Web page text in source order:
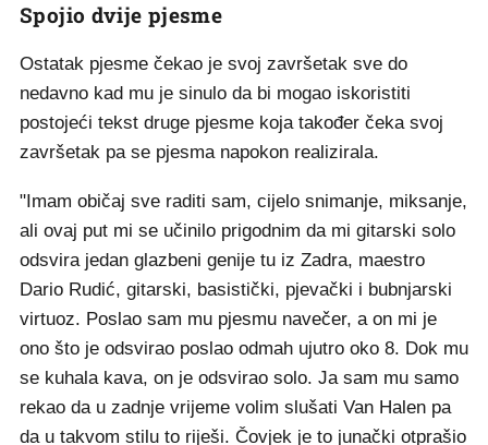
Spojio dvije pjesme
Ostatak pjesme čekao je svoj završetak sve do
nedavno kad mu je sinulo da bi mogao iskoristiti
postojeći tekst druge pjesme koja također čeka svoj
završetak pa se pjesma napokon realizirala.
"Imam običaj sve raditi sam, cijelo snimanje, miksanje,
ali ovaj put mi se učinilo prigodnim da mi gitarski solo
odsvira jedan glazbeni genije tu iz Zadra, maestro
Dario Rudić, gitarski, basistički, pjevački i bubnjarski
virtuoz. Poslao sam mu pjesmu navečer, a on mi je
ono što je odsvirao poslao odmah ujutro oko 8. Dok mu
se kuhala kava, on je odsvirao solo. Ja sam mu samo
rekao da u zadnje vrijeme volim slušati Van Halen pa
da u takvom stilu to riješi. Čovjek je to junački otprašio